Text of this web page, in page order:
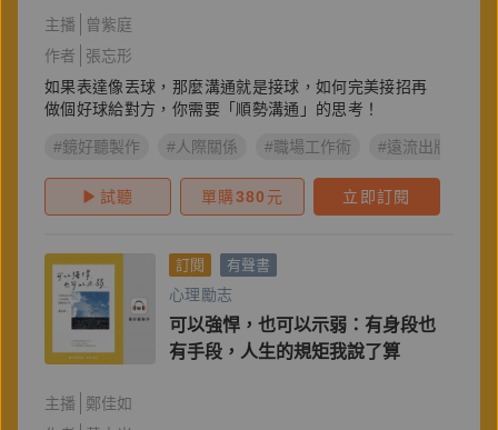
主播
曾紫庭
作者
張忘形
如果表達像丟球，那麼溝通就是接球，如何完美接招再
做個好球給對方，你需要「順勢溝通」的思考！
#鏡好聽製作 #人際關係 #職場工作術 #遠流出版
試聽 單購380 元 立即訂閱
訂閱 有聲書
心理勵志
可以強悍，也可以示弱：有身段也
有手段，人生的規矩我說了算
主播
鄭佳如